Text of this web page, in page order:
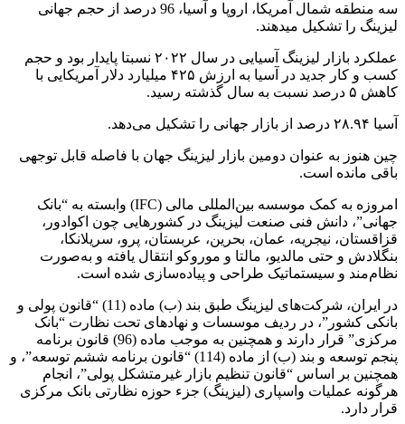
سه منطقه شمال آمریکا، اروپا و آسیا، 96 درصد از حجم جهانی
لیزینگ را تشکیل می­دهند.
عملکرد بازار لیزینگ آسیایی در سال ۲۰۲۲ نسبتا پایدار بود و حجم
کسب و کار جدید در آسیا به ارزش ۴۲۵ میلیارد دلار آمریکایی با
کاهش ۵ درصد نسبت به سال گذشته رسید.
آسیا ۲۸.۹۴ درصد از بازار جهانی را تشکیل می‌دهد.
چین هنوز به عنوان دومین بازار لیزینگ جهان با فاصله قابل توجهی
باقی مانده است.
امروزه به کمک موسسه بین‌المللی مالی (IFC) وابسته به “بانک
جهانی”، دانش فنی صنعت لیزینگ در کشورهایی چون اکوادور،
قزاقستان، نیجریه، عمان، بحرین، عربستان، پرو، سریلانکا،
بنگلادش و حتی مالدیو، مالتا و موروکو انتقال یافته و به‌صورت
نظام‌مند و سیستماتیک طراحی و پیاده‌سازی شده است.
در ایران، شرکت‌های لیزینگ طبق بند (ب) ماده (11) “قانون پولی و
بانکی کشور”، در ردیف موسسات و نهادهای تحت نظارت “بانک
مرکزی” قرار دارند و همچنین به موجب ماده (96) قانون برنامه
پنجم توسعه و بند (ب) از ماده (114) “قانون برنامه ششم توسعه”، و
همچنین بر اساس “قانون تنظیم بازار غیرمتشکل پولی”، انجام
هرگونه عملیات واسپاری (لیزینگ) جزء حوزه نظارتی بانک مرکزی
قرار دارد.